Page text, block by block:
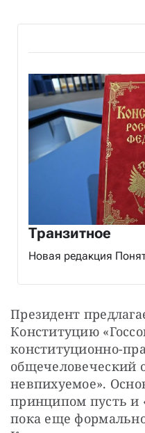
Транзитное
Новая редакция
Президент
Конституцию
конституционно-
общечеловеческий
невпихуемое».
принципом пусть и
пока еще